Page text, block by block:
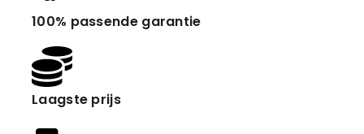
100% passende garantie
Laagste prijs